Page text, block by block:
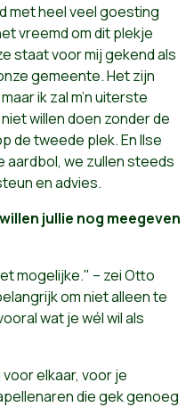
met heel veel goesting
vreemd om dit plekje
staat voor mij gekend als
gemeente. Het zijn
ik zal m’n uiterste
willen doen zonder de
de tweede plek. En Ilse
aardbol, we zullen steeds
en advies.
jullie nog meegeven
mogelijke." – zei Otto
om niet alleen te
wat je wél wil als
elkaar, voor je
die gek genoeg